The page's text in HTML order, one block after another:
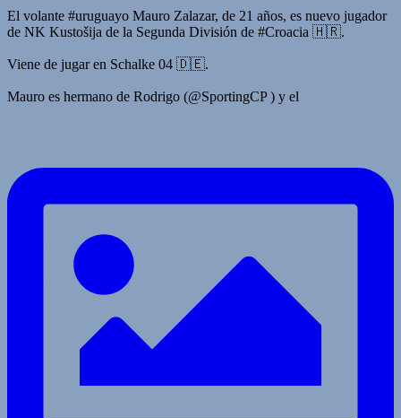
El volante #uruguayo Mauro Zalazar, de 21 años, es nuevo jugador
de NK Kustošija de la Segunda División de #Croacia 🇭🇷.
Viene de jugar en Schalke 04 🇩🇪.
Mauro es hermano de Rodrigo (@SportingCP ) y el